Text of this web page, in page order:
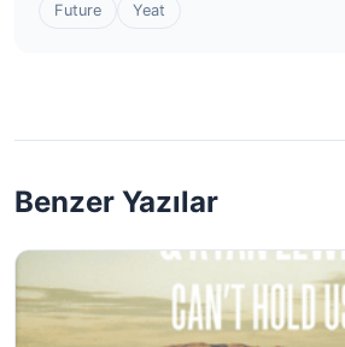
Future
Yeat
Benzer Yazılar